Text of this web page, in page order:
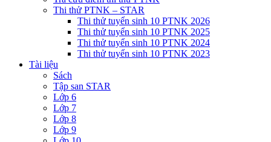
Thi thử PTNK – STAR
Thi thử tuyển sinh 10 PTNK 2026
Thi thử tuyển sinh 10 PTNK 2025
Thi thử tuyển sinh 10 PTNK 2024
Thi thử tuyển sinh 10 PTNK 2023
Tài liệu
Sách
Tập san STAR
Lớp 6
Lớp 7
Lớp 8
Lớp 9